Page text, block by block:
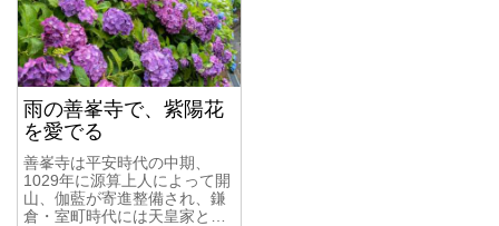
雨の善峯寺で、紫陽花
を愛でる
善峯寺は平安時代の中期、
1029年に源算上人によって開
山、伽藍が寄進整備され、鎌
倉・室町時代には天皇家と…